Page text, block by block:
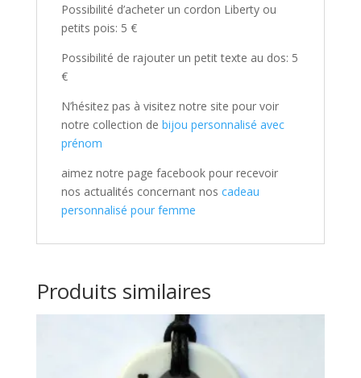
Possibilité d’acheter un cordon Liberty ou
petits pois: 5 €
Possibilité de rajouter un petit texte au dos: 5
€
N’hésitez pas à visitez notre site pour voir
notre collection de bijou personnalisé avec
prénom
aimez notre page facebook pour recevoir
nos actualités concernant nos cadeau
personnalisé pour femme
Produits similaires